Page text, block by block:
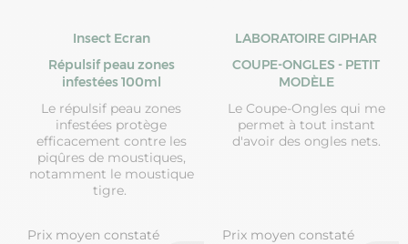
Insect Ecran
Répulsif peau zones
infestées 100ml
Le répulsif peau zones
infestées protège
efficacement contre les
piqûres de moustiques,
notamment le moustique
tigre.
Prix moyen constaté
LABORATOIRE GIPHAR
COUPE-ONGLES - PETIT
MODÈLE
Le Coupe-Ongles qui me
permet à tout instant
d'avoir des ongles nets.
Prix moyen constaté